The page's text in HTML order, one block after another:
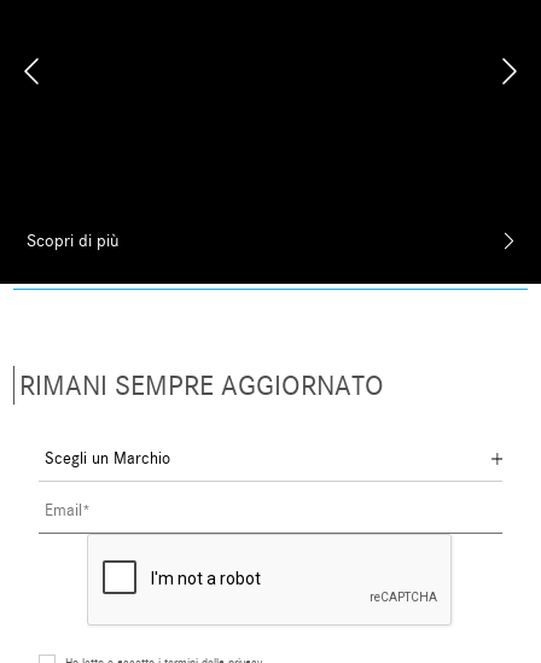
Scopri di più
RIMANI SEMPRE AGGIORNATO